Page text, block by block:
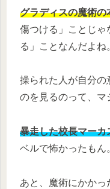
グラディスの魔術の
傷つける」ことじゃ
る」ことなんだよね
操られた人が自分の
のを見るのって、マ
暴走した校長マーカ
ベルで怖かったもん
あと、魔術にかかっ